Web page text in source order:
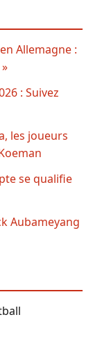
Allemagne :
: Suivez
les joueurs
se qualifie
Aubameyang